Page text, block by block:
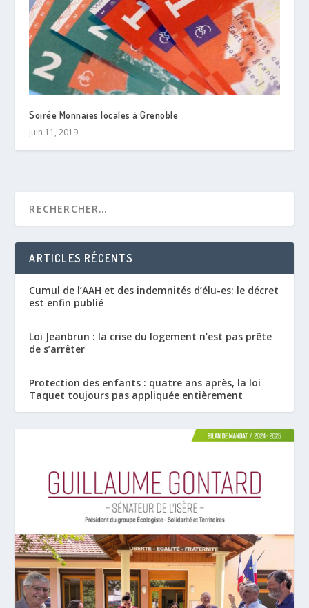
Soirée Monnaies locales à Grenoble
juin 11, 2019
ARTICLES RÉCENTS
Cumul de l’AAH et des indemnités d’élu-es: le décret
est enfin publié
Loi Jeanbrun : la crise du logement n’est pas prête
de s’arrêter
Protection des enfants : quatre ans après, la loi
Taquet toujours pas appliquée entièrement